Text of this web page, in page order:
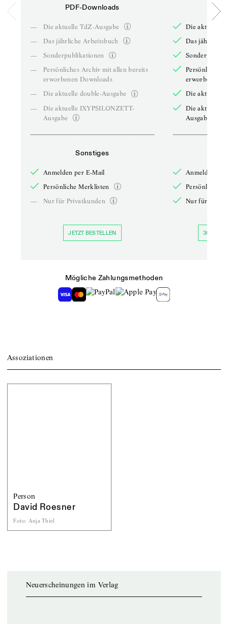
PDF-Downloads
—
Die aktuelle TdZ-Ausgabe
—
Das jährliche Arbeitsbuch
—
Sonderpublikationen
—
Persönliches Archiv mit allen bereits
erworbenen Downloads
—
Die aktuelle double-Ausgabe
—
Die aktuelle IXYPSILONZETT-
Ausgabe
Sonstiges
Anmelden per E-Mail
Persönliche Merklisten
—
Nur für Privatkunden
JETZT BESTELLEN
Die aktuelle
Das jährliche
Persönliches
erworbenen
Die aktuelle
Die aktuelle
Ausgabe
Anmelden
Persönliche
Nur für
30 TAGE
Mögliche Zahlungsmethoden
Assoziationen
Person
David Roesner
Foto: Anja Thiel
Neuerscheinungen im Verlag